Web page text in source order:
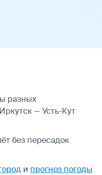
разных
— Усть-Кут
без пересадок
и прогноз погоды